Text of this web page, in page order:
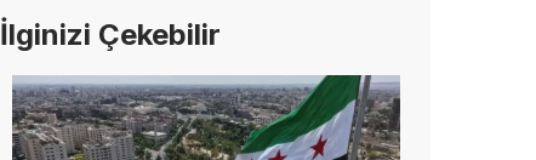
İlginizi Çekebilir